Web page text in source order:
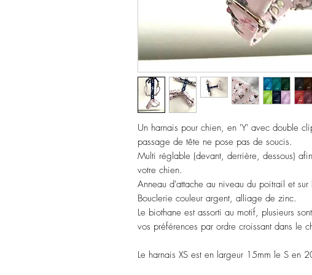
Un harnais pour chien, en 'Y' avec double
passage de tête ne pose pas de soucis.
Multi réglable (devant, derrière, dessous)
votre chien.
Anneau d'attache au niveau du poitrail et sur
Bouclerie couleur argent, alliage de zinc.
Le biothane est assorti au motif, plusieurs
vos préférences par ordre croissant dans le
Le harnais XS est en largeur 15mm le S en